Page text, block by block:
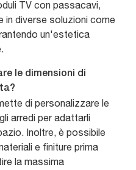
TV con passacavi,
in diverse soluzioni come
un'estetica
le dimensioni di
di personalizzare le
arredi per adattarli
Inoltre, è possibile
e finiture prima
la massima